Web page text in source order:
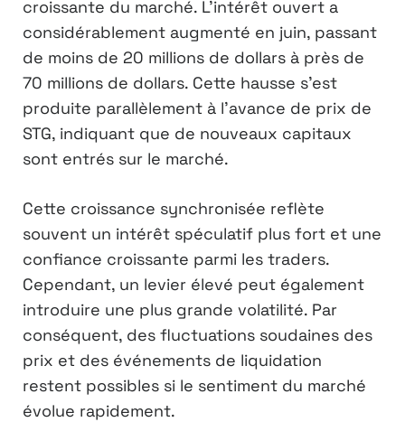
croissante du marché. L’intérêt ouvert a
considérablement augmenté en juin, passant
de moins de 20 millions de dollars à près de
70 millions de dollars. Cette hausse s’est
produite parallèlement à l’avance de prix de
STG, indiquant que de nouveaux capitaux
sont entrés sur le marché.
Cette croissance synchronisée reflète
souvent un intérêt spéculatif plus fort et une
confiance croissante parmi les traders.
Cependant, un levier élevé peut également
introduire une plus grande volatilité. Par
conséquent, des fluctuations soudaines des
prix et des événements de liquidation
restent possibles si le sentiment du marché
évolue rapidement.